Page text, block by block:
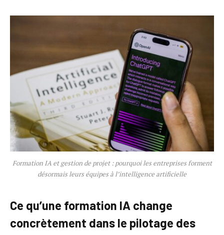
Formation IA et gestion de projet : pourquoi les entreprises forment
désormais leurs équipes à l’intelligence artificielle
Ce qu’une formation IA change
concrètement dans le pilotage des